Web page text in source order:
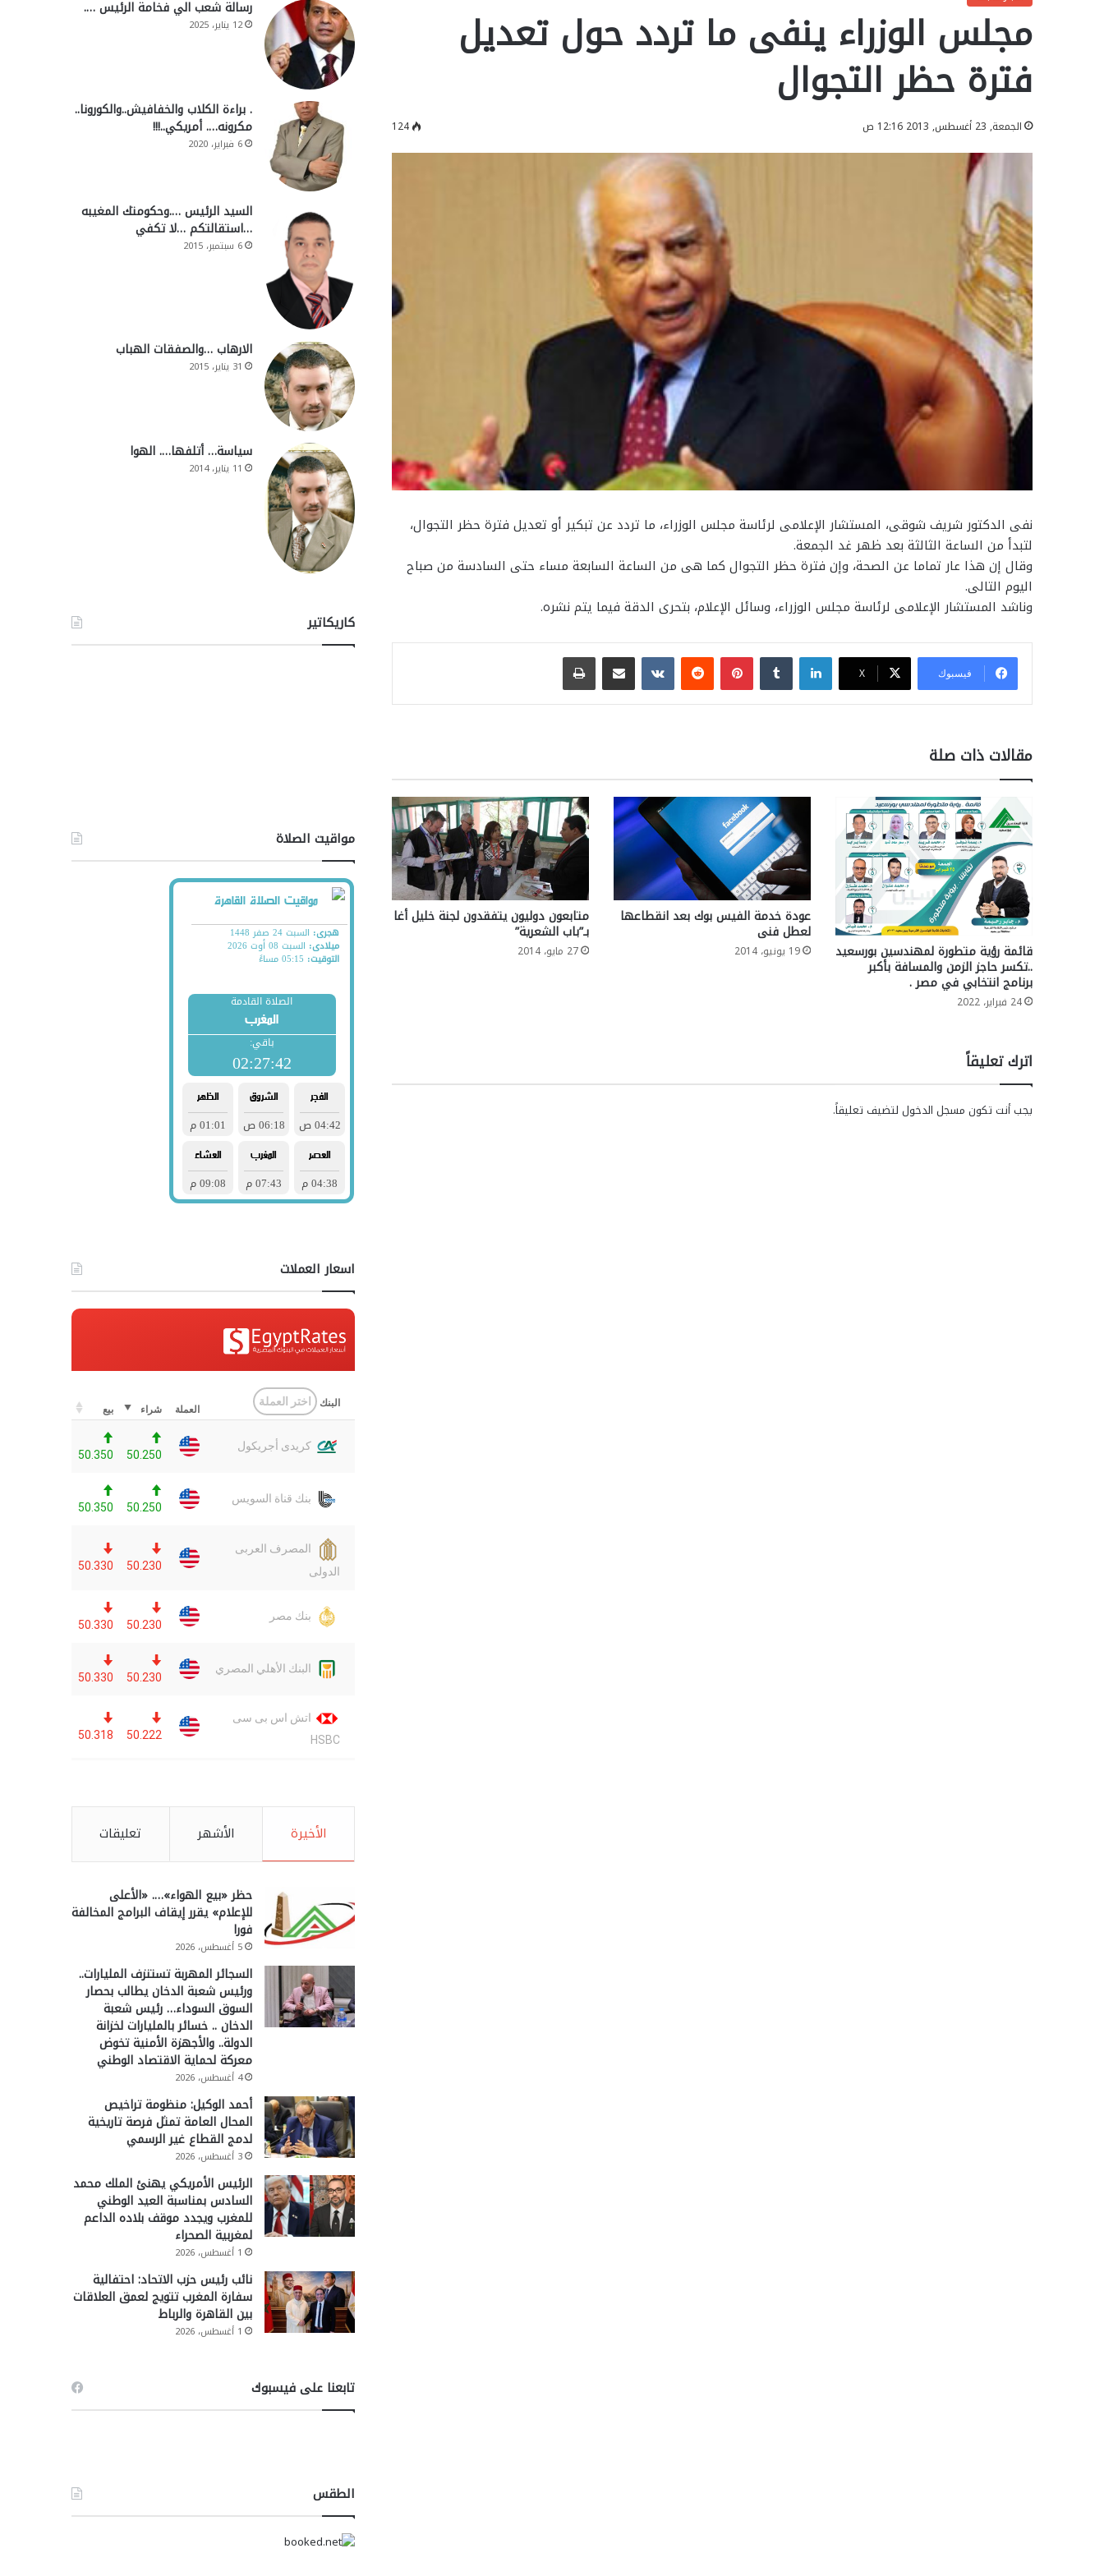
مجلس الوزراء ينفى ما تردد حول تعديل
فترة حظر التجوال
الجمعة, 23 أغسطس, 2013 12:16 ص 124
نفى الدكتور شريف شوقى، المستشار الإعلامى لرئاسة مجلس الوزراء، ما تردد عن تبكير أو تعديل فترة حظر التجوال،
لتبدأ من الساعة الثالثة بعد ظهر غد الجمعة.
وقال إن هذا عار تماما عن الصحة، وإن فترة حظر التجوال كما هى من الساعة السابعة مساء حتى السادسة من صباح
اليوم التالى.
وناشد المستشار الإعلامى لرئاسة مجلس الوزراء، وسائل الإعلام، بتحرى الدقة فيما يتم نشره.
فيسبوك ‫X
لينكدإن بينتيريست مشاركة عبر البريد طباعة
مقالات ذات صلة
قائمة رؤية متطورة لمهندسين بورسعيد
..تكسر حاجز الزمن والمسافة بأكبر
برنامج انتخابي في مصر .
24 فبراير، 2022
عودة خدمة الفيس بوك بعد انقطاعها
لعطل فنى
19 يونيو، 2014
متابعون دوليون يتفقدون لجنة خليل أغا
بـ”باب الشعرية”
27 مايو، 2014
اترك تعليقاً
يجب أنت تكون مسجل الدخول لتضيف تعليقاً.
رسالة شعب الي فخامة الرئيس ….
12 يناير، 2025
. براءة الكلاب والخفافيش..والكورونا..
مكرونه…. أمريكي..!!!
6 فبراير، 2020
السيد الرئيس ….وحكومتك المغيبه
…استقالتكم …لا تكفي
6 سبتمبر، 2015
الارهاب …والصفقات الهباب
31 يناير، 2015
سياسة… أتلفها…. الهوا
11 يناير، 2014
كاريكاتير
مواقيت الصلاة
اسعار العملات
الأخيرة الأشهر تعليقات
حظر «بيع الهواء»…. «الأعلى
للإعلام» يقرر إيقاف البرامج المخالفة
فورا
5 أغسطس، 2026
السجائر المهربة تستنزف المليارات..
ورئيس شعبة الدخان يطالب بحصار
السوق السوداء… رئيس شعبة
الدخان .. خسائر بالمليارات لخزانة
الدولة.. والأجهزة الأمنية تخوض
معركة لحماية الاقتصاد الوطني
4 أغسطس، 2026
أحمد الوكيل: منظومة تراخيص
المحال العامة تمثل فرصة تاريخية
لدمج القطاع غير الرسمي
3 أغسطس، 2026
الرئيس الأمريكي يهنئ الملك محمد
السادس بمناسبة العيد الوطني
للمغرب ويجدد موقف بلاده الداعم
لمغربية الصحراء
1 أغسطس، 2026
نائب رئيس حزب الاتحاد: احتفالية
سفارة المغرب تتويج لعمق العلاقات
بين القاهرة والرباط
1 أغسطس، 2026
تابعنا على فيسبوك
الطقس